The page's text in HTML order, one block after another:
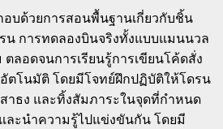
ยการสอนพื้นฐานเกี่ยวกับชิ้น
น การทดลองบินจริงทั้งแบบแมนนวล
ลอดจนการเรียนรู้การเขียนโค้ดสั่ง
ตโนมัติ โดยมีโจทย์ฝึกปฏิบัติให้โดรน
าธง และทิ้งสัมภาระในจุดที่กำหนด
ละนำความรู้ไปแข่งขันกัน โดยมี